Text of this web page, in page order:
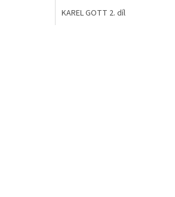
KAREL GOTT 2. díl